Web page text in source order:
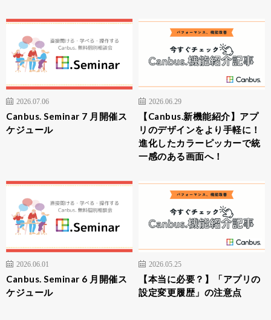
2026.07.06
Canbus. Seminar 7 月開催ス
ケジュール
2026.06.29
【Canbus.新機能紹介】アプ
リのデザインをより手軽に！
進化したカラーピッカーで統
一感のある画面へ！
2026.06.01
Canbus. Seminar 6 月開催ス
ケジュール
2026.05.25
【本当に必要？】「アプリの
設定変更履歴」の注意点